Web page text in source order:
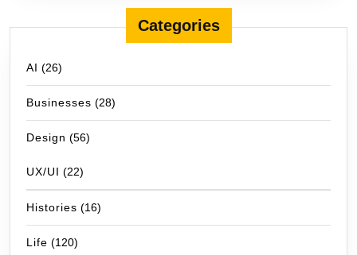
Categories
AI (26)
Businesses (28)
Design (56)
UX/UI (22)
Histories (16)
Life (120)